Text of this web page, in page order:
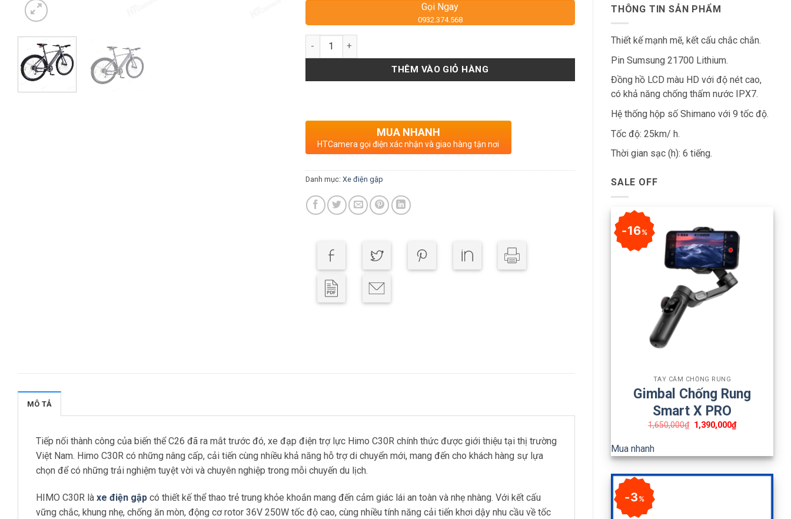
THÔNG TIN SẢN PHẨM
Thiết kế mạnh mẽ, kết cấu chắc chắn.
Pin Sumsung 21700 Lithium.
Đồng hồ LCD màu HD với độ nét cao,
có khả năng chống thấm nước IPX7.
Hệ thống hộp số Shimano với 9 tốc độ.
Tốc độ: 25km/ h.
Thời gian sạc (h): 6 tiếng.
SALE OFF
16%
TAY CẦM CHỐNG RUNG
Gimbal Chống Rung
Smart X PRO
1,650,000₫ 1,390,000₫
Mua nhanh
3%
Gọi Ngay
0932.374.568
Số lượng
THÊM VÀO GIỎ HÀNG
MUA NHANH
HTCamera gọi điện xác nhận và giao hàng tận nơi
Danh mục: Xe điện gập
MÔ TẢ
Tiếp nối thành công của biến thể C26 đã ra mắt trước đó, xe đạp điện trợ lực Himo C30R chính thức được giới thiệu tại thị trường
Việt Nam. Himo C30R có những nâng cấp, cải tiến cùng nhiều khả năng hỗ trợ di chuyển mới, mang đến cho khách hàng sự lựa
chọn để có những trải nghiệm tuyệt vời và chuyên nghiệp trong mỗi chuyến du lịch.
HIMO C30R là xe điện gập có thiết kế thể thao trẻ trung khỏe khoắn mang đến cảm giác lái an toàn và nhẹ nhàng. Với kết cấu
vững chắc, khung nhẹ, chống ăn mòn, động cơ rotor 36V 250W tốc độ cao, cùng nhiều tính năng cải tiến khơi dậy nhu cầu về tốc